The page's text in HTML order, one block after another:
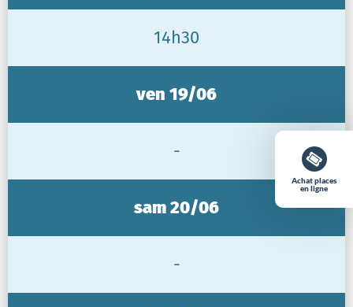
Achat places
en ligne
14h30
ven 19/06
-
sam 20/06
-